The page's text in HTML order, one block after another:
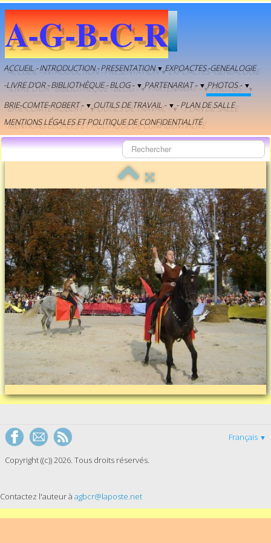
A-G-B-C-R
ACCUEIL -INTRODUCTION -PRESENTATION▼ EXPOACTES-GENEALOGIE
-LIVRE D'OR -BIBLIOTHÈQUE -BLOG - ▼ PARTENARIAT - ▼ PHOTOS - ▼
BRIE-COMTE-ROBERT - ▼ OUTILS DE TRAVAIL - ▼ - PLAN DE SALLE
MENTIONS LÉGALES ET POLITIQUE DE CONFIDENTIALITÉ
Français ▼
Copyright ((c)) 2026. Tous droits réservés.
Contactez l'auteur à agbcr@laposte.net